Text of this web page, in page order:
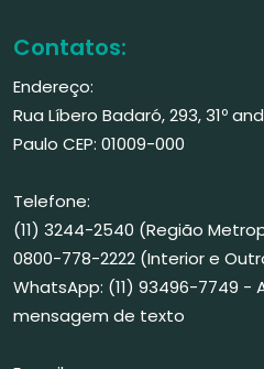
Contatos:
Endereço:
Rua Líbero Badaró, 293, 31º
Paulo CEP: 01009-000
Telefone:
(11) 3244-2540 (Região
0800-778-2222 (Interior e
WhatsApp: (11) 93496-7749
mensagem de texto